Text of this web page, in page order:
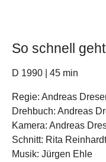
So schnell
D 1990 | 45 min
Regie: Andreas
Drehbuch: Andreas
Kamera: Andreas
Schnitt: Rita Reinhardt
Musik: Jürgen Ehle